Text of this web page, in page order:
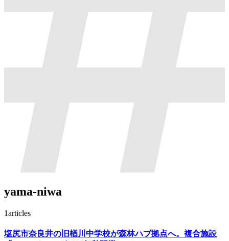
yama-niwa
1articles
塩尻市奈良井の旧楢川中学校が森林ハブ拠点へ。複合施設